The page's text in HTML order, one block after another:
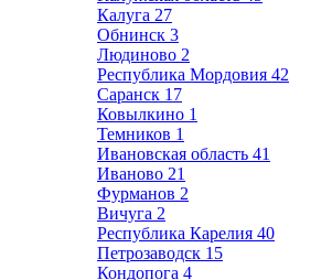
Калуга 27
Обнинск 3
Людиново 2
Республика Мордовия 42
Саранск 17
Ковылкино 1
Темников 1
Ивановская область 41
Иваново 21
Фурманов 2
Вичуга 2
Республика Карелия 40
Петрозаводск 15
Кондопога 4